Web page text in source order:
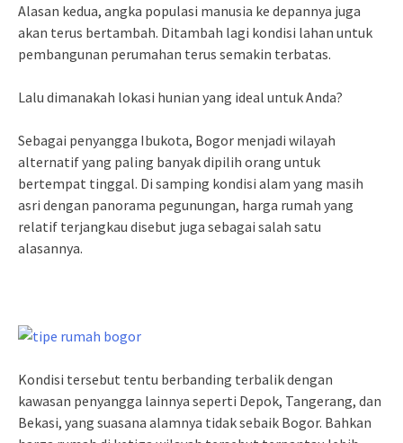
Alasan kedua, angka populasi manusia ke depannya juga
akan terus bertambah. Ditambah lagi kondisi lahan untuk
pembangunan perumahan terus semakin terbatas.
Lalu dimanakah lokasi hunian yang ideal untuk Anda?
Sebagai penyangga Ibukota, Bogor menjadi wilayah
alternatif yang paling banyak dipilih orang untuk
bertempat tinggal. Di samping kondisi alam yang masih
asri dengan panorama pegunungan, harga rumah yang
relatif terjangkau disebut juga sebagai salah satu
alasannya.
Kondisi tersebut tentu berbanding terbalik dengan
kawasan penyangga lainnya seperti Depok, Tangerang, dan
Bekasi, yang suasana alamnya tidak sebaik Bogor. Bahkan